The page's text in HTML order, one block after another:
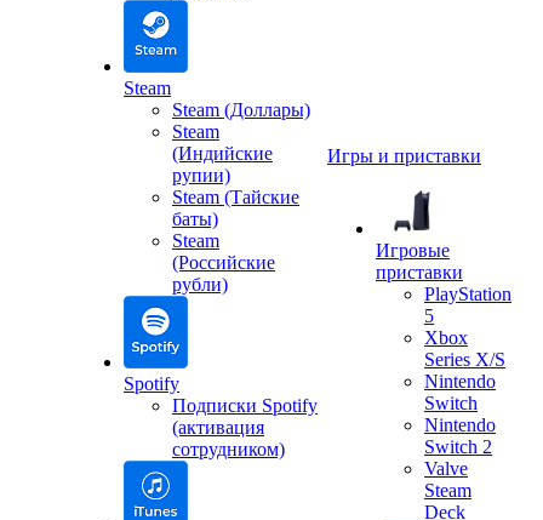
Steam
Steam (Доллары)
Steam
(Индийские
рупии)
Steam (Тайские
баты)
Steam
(Российские
рубли)
Spotify
Подписки Spotify
(активация
сотрудником)
Игры и приставки
Игровые
приставки
PlayStation
5
Xbox
Series X/S
Nintendo
Switch
Nintendo
Switch 2
Valve
Steam
Deck